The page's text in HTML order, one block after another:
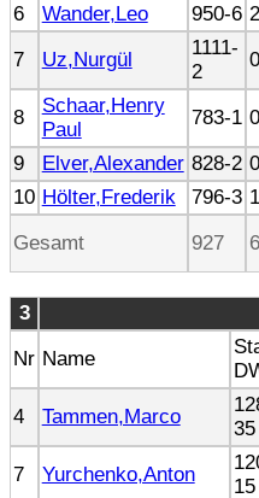
6
Wander,Leo 950-6
7
Uz,Nurgül
1111-
2
8
Schaar,Henry
Paul
783-1
9
Elver,Alexander 828-2
10 Hölter,Frederik 796-3
Gesamt
927
3
Nr Name
4 Tammen,Marco
35
7 Yurchenko,Anton
15